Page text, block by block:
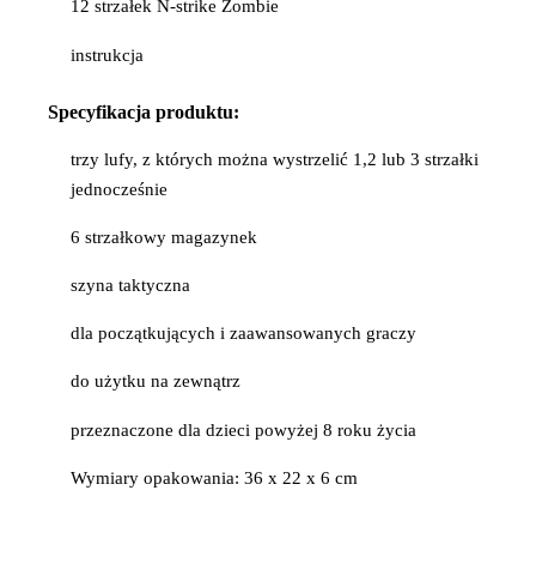
12 strzałek N-strike Zombie
instrukcja
Specyfikacja produktu:
trzy lufy, z których można wystrzelić 1,2 lub 3 strzałki
jednocześnie
6 strzałkowy magazynek
szyna taktyczna
dla początkujących i zaawansowanych graczy
do użytku na zewnątrz
przeznaczone dla dzieci powyżej 8 roku życia
Wymiary opakowania: 36 x 22 x 6 cm